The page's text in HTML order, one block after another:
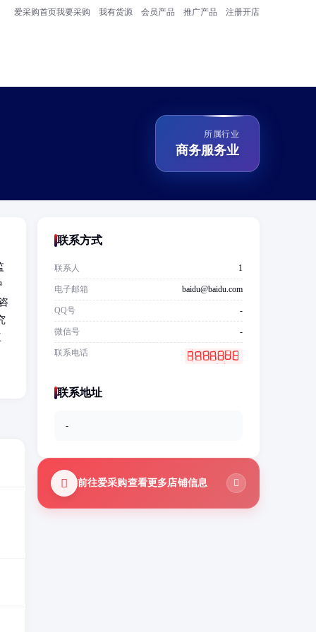
爱采购首页我要采购 我有货源 会员产品 推广产品 注册开店
所属行业
商务服务业
联系方式
联系人 1
电子邮箱 baidu@baidu.com
QQ号 -
微信号 -
联系电话
联系地址
-
前往爱采购查看更多店铺信息